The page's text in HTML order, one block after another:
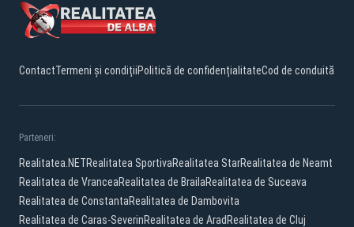
ContactTermeni și condițiiPolitică de confidențialitateCod de conduită
Parteneri:
Realitatea.NETRealitatea SportivaRealitatea StarRealitatea de Neamt
Realitatea de VranceaRealitatea de BrailaRealitatea de Suceava
Realitatea de ConstantaRealitatea de Dambovita
Realitatea de Caras-SeverinRealitatea de Arad Realitatea de Cluj